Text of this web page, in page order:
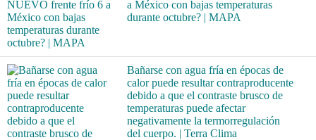
a México con bajas temperaturas
durante octubre? | MAPA
Bañarse con agua fría en épocas de
calor puede resultar contraproducente
debido a que el contraste brusco de
temperaturas puede afectar
negativamente la termorregulación
del cuerpo. | Terra Clima